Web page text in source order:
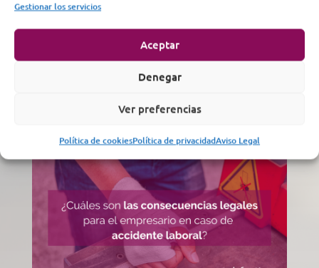
Gestionar los servicios
Aceptar
Denegar
Ver preferencias
Política de cookiesPolítica de privacidadAviso Legal
cualquier otro caso en el que se haya sufrido daños. En